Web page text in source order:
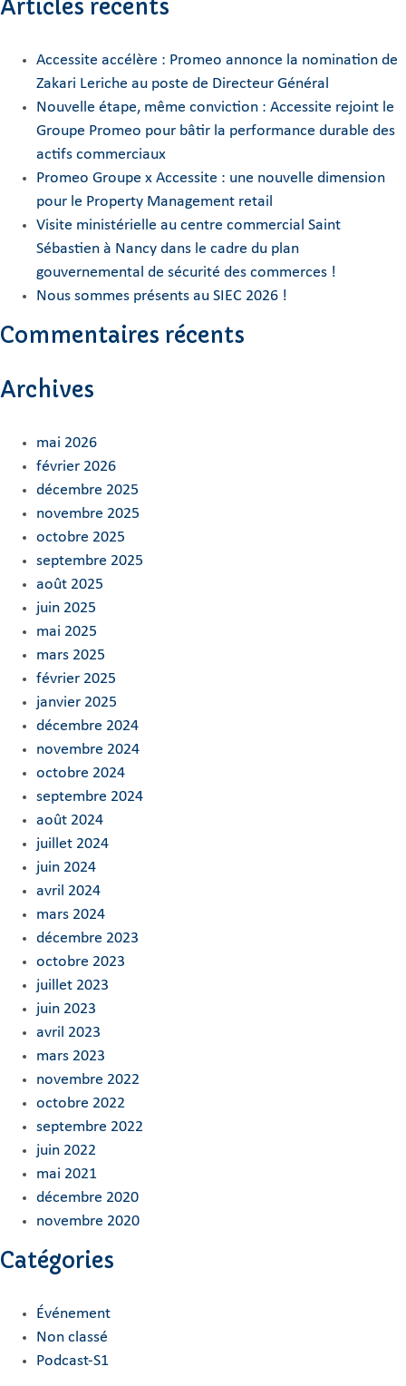
Articles récents
Accessite accélère : Promeo annonce la nomination de
Zakari Leriche au poste de Directeur Général
Nouvelle étape, même conviction : Accessite rejoint le
Groupe Promeo pour bâtir la performance durable des
actifs commerciaux
Promeo Groupe x Accessite : une nouvelle dimension
pour le Property Management retail
Visite ministérielle au centre commercial Saint
Sébastien à Nancy dans le cadre du plan
gouvernemental de sécurité des commerces !
Nous sommes présents au SIEC 2026 !
Commentaires récents
Archives
mai 2026
février 2026
décembre 2025
novembre 2025
octobre 2025
septembre 2025
août 2025
juin 2025
mai 2025
mars 2025
février 2025
janvier 2025
décembre 2024
novembre 2024
octobre 2024
septembre 2024
août 2024
juillet 2024
juin 2024
avril 2024
mars 2024
décembre 2023
octobre 2023
juillet 2023
juin 2023
avril 2023
mars 2023
novembre 2022
octobre 2022
septembre 2022
juin 2022
mai 2021
décembre 2020
novembre 2020
Catégories
Événement
Non classé
Podcast-S1